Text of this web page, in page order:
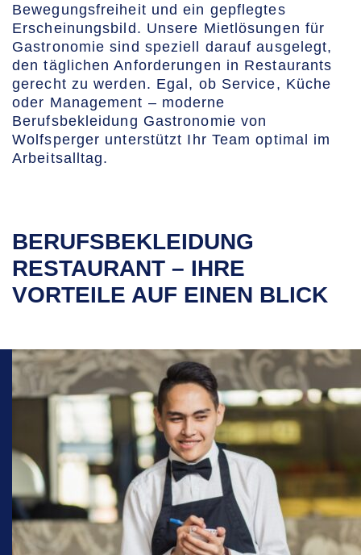
Bewegungsfreiheit und ein gepflegtes
Erscheinungsbild. Unsere Mietlösungen für
Gastronomie sind speziell darauf ausgelegt,
den täglichen Anforderungen in Restaurants
gerecht zu werden. Egal, ob Service, Küche
oder Management – moderne
Berufsbekleidung Gastronomie von
Wolfsperger unterstützt Ihr Team optimal im
Arbeitsalltag.
BERUFSBEKLEIDUNG
RESTAURANT – IHRE
VORTEILE AUF EINEN BLICK